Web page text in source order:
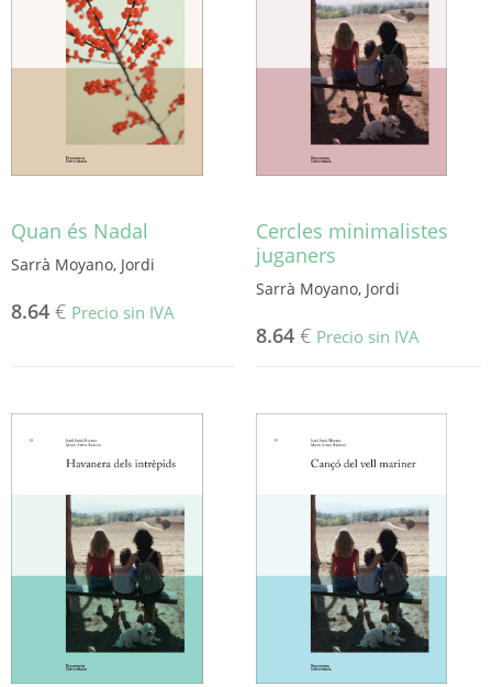
Quan és Nadal
Sarrà Moyano, Jordi
8.64 € Precio sin IVA
Cercles minimalistes
juganers
Sarrà Moyano, Jordi
8.64 € Precio sin IVA